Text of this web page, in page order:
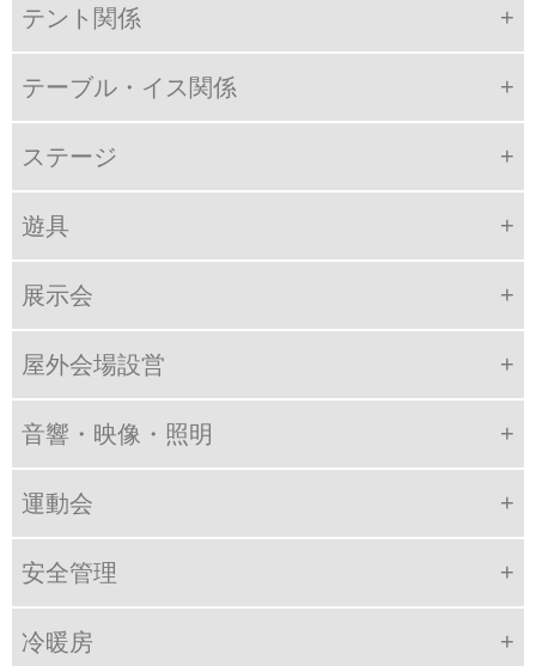
テント関係
テーブル・イス関係
ステージ
遊具
展示会
屋外会場設営
音響・映像・照明
運動会
安全管理
冷暖房